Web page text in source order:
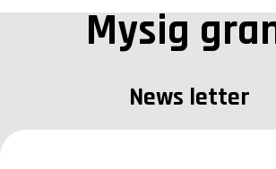
Mysig
News letter